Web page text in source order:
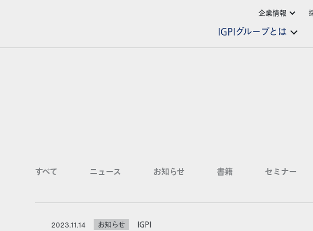
IGPIグループとは
企業情報
すべて ニュース お知らせ 書籍 セミナー
2023.11.14 お知らせ
IGPI